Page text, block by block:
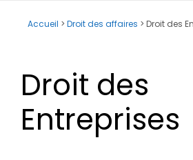
Accueil > Droit des affaires > Droit des
Droit des
Entreprises